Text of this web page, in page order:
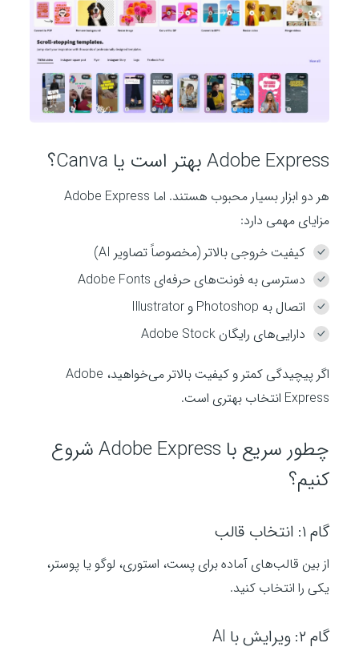
Adobe Express بهتر است یا Canva؟
هر دو ابزار بسیار محبوب هستند. اما Adobe Express
مزایای مهمی دارد:
کیفیت خروجی بالاتر (مخصوصاً تصاویر AI)
دسترسی به فونت‌های حرفه‌ای Adobe Fonts
اتصال به Photoshop و Illustrator
دارایی‌های رایگان Adobe Stock
اگر پیچیدگی کمتر و کیفیت بالاتر می‌خواهید، Adobe
Express انتخاب بهتری است.
چطور سریع با Adobe Express شروع
کنیم؟
گام ۱: انتخاب قالب
از بین قالب‌های آماده برای پست، استوری، لوگو یا پوستر،
یکی را انتخاب کنید.
گام ۲: ویرایش با AI